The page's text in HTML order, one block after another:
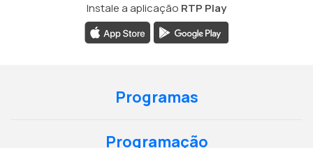
Instale a aplicação RTP Play
Programas
Programação